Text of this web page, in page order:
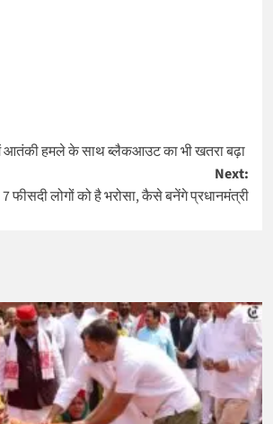
आतंकी हमले के साथ ब्लैकआउट का भी खतरा बढ़ा
Next:
7 फीसदी लोगों को है भरोसा, कैसे बनेंगे प्रधानमंत्री